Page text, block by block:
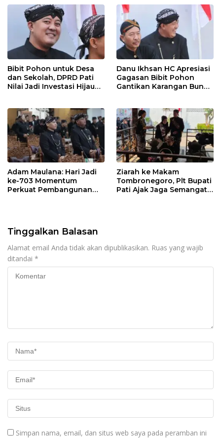
Bibit Pohon untuk Desa
dan Sekolah, DPRD Pati
Nilai Jadi Investasi Hijau
Danu Ikhsan HC Apresiasi
Gagasan Bibit Pohon
Gantikan Karangan Bunga
Adam Maulana: Hari Jadi
ke-703 Momentum
Perkuat Pembangunan
Ziarah ke Makam
Tombronegoro, Plt Bupati
Pati Ajak Jaga Semangat
Tinggalkan Balasan
Alamat email Anda tidak akan dipublikasikan. Ruas yang wajib
ditandai *
Simpan nama, email, dan situs web saya pada peramban ini